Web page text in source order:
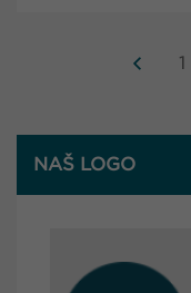
NAŠ LOGO
1